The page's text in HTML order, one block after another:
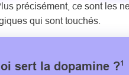
précisément, ce sont les
qui sont touchés.
sert la dopamine ?1